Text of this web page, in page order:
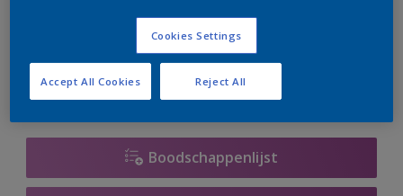
te bestellen. Houd de website in de gaten, we werken
er hard aan om de voorraad aan te vullen.
Boodschappenlijst
Cookies Settings
Reject All
Accept All Cookies